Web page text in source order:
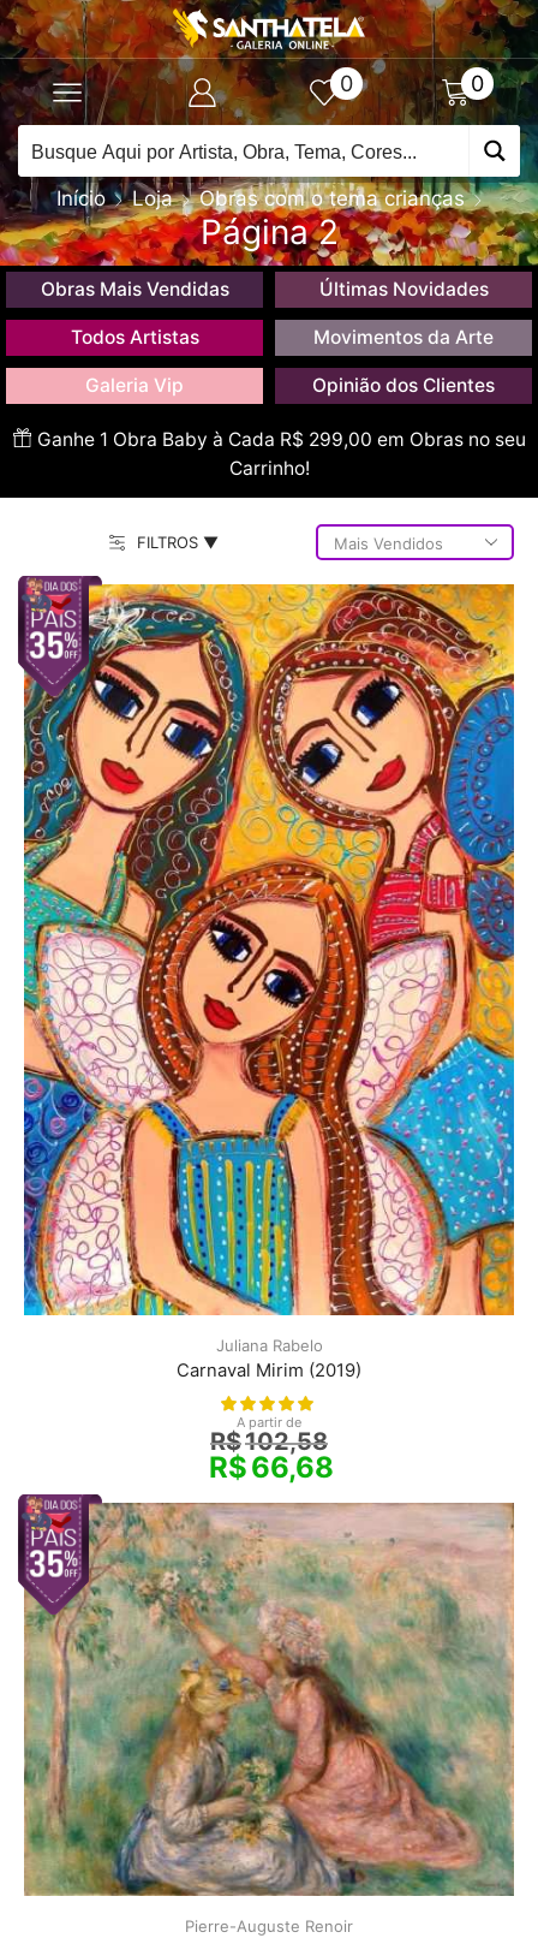
0 0
Início Loja Obras com o tema crianças
Página 2
Obras Mais Vendidas Últimas Novidades
Todos Artistas Movimentos da Arte
Galeria Vip Opinião dos Clientes
Ganhe 1 Obra Baby à Cada R$ 299,00 em Obras no seu
Carrinho!
FILTROS ▼
Juliana Rabelo
Carnaval Mirim (2019)
A partir de
R$102,58
R$66,68
Pierre-Auguste Renoir